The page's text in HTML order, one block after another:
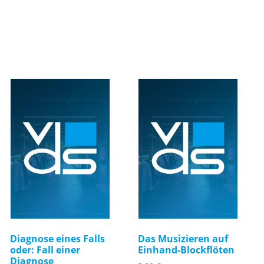
Diagnose eines Falls
oder: Fall einer
Diagnose
Das Musizieren auf
Einhand-Blockflöten